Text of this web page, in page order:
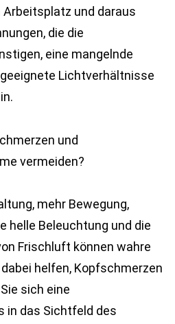
und daraus
die die
eine mangelnde
Lichtverhältnisse
und
vermeiden?
mehr Bewegung,
helle Beleuchtung und die
Frischluft können wahre
helfen, Kopfschmerzen
sich eine
in das Sichtfeld des